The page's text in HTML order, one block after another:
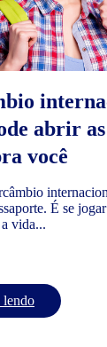
abrir
você
É se
vida...
lendo